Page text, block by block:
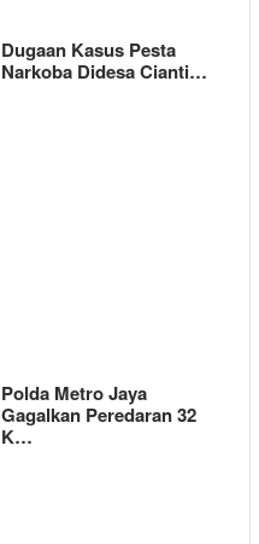
Dugaan Kasus Pesta
Narkoba Didesa Cianti…
Polda Metro Jaya
Gagalkan Peredaran 32
K…